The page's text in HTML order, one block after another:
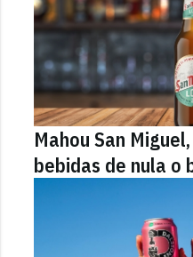
Mahou San
bebidas de nula o